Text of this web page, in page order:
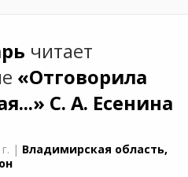
читает
«Отговорила
С. А. Есенина
| Владимирская область,